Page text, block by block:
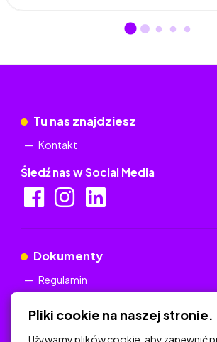
Tu nas znajdziesz
Kontakt
Śledź nas w Social Media
Dokumenty
Regulamin
Pliki cookie na naszej stronie.
Używamy plików cookie, aby zapewnić